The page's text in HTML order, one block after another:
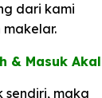
dari kami
& Masuk Akal​
sendiri, maka